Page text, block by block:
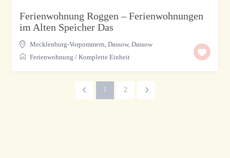
Ferienwohnung Roggen – Ferienwohnungen
im Alten Speicher Das
Mecklenburg-Vorpommern, Dassow,Dassow
Ferienwohnung /Komplette Einheit
1 2